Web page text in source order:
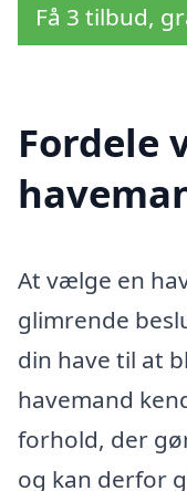
Få 3 tilbud,
Fordele
At vælge en
glimrende
din have til at
havemand
forhold, der
og kan derfor